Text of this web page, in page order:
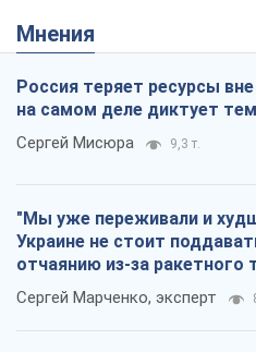
Мнения
Россия теряет ресурсы
на самом деле диктует
Сергей Мисюра 9,3 т.
"Мы уже переживали и
Украине не стоит
отчаянию из-за ракетного
Сергей Марченко, эксперт